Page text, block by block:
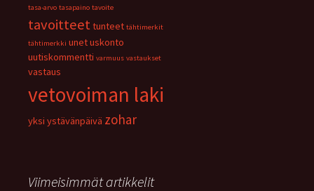
tasa-arvo tasapaino tavoite
tavoitteettunteet tähtimerkit
tähtimerkki unetuskonto
uutiskommentti varmuus vastaukset
vastaus
vetovoiman laki
yksi ystävänpäivä zohar
Viimeisimmät artikkelit